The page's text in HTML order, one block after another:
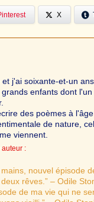
X
j'ai soixante-et-un
enfants dont
des poèmes à
de nature,
viennent.
auteur :
nouvel épisode
rêves.” – Odile
de ma vie qui ne